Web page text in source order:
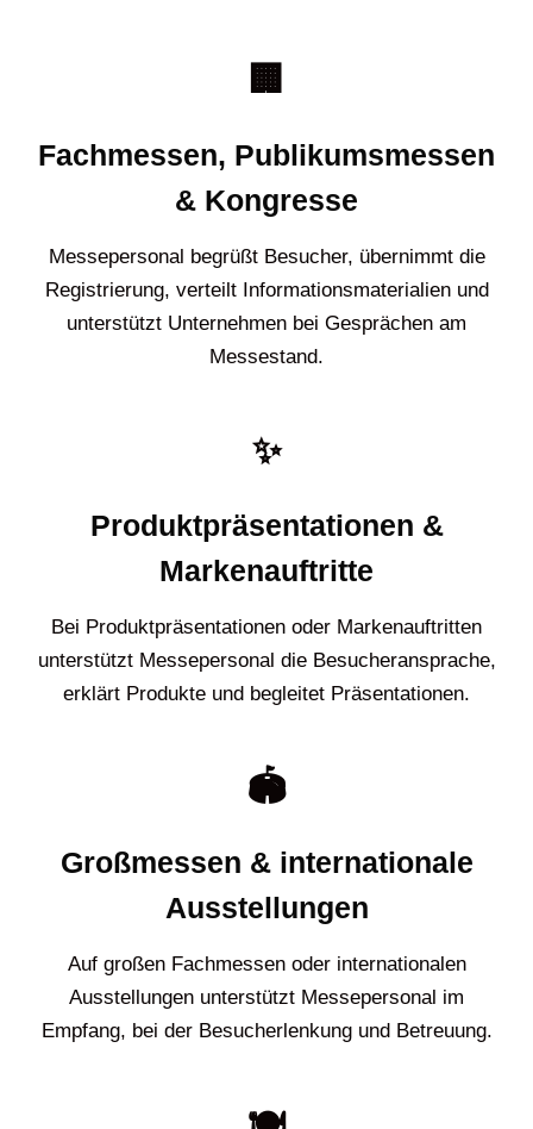
🏢
Fachmessen, Publikumsmessen
& Kongresse
Messepersonal begrüßt Besucher, übernimmt die
Registrierung, verteilt Informationsmaterialien und
unterstützt Unternehmen bei Gesprächen am
Messestand.
✨
Produktpräsentationen &
Markenauftritte
Bei Produktpräsentationen oder Markenauftritten
unterstützt Messepersonal die Besucheransprache,
erklärt Produkte und begleitet Präsentationen.
🏟️
Großmessen & internationale
Ausstellungen
Auf großen Fachmessen oder internationalen
Ausstellungen unterstützt Messepersonal im
Empfang, bei der Besucherlenkung und Betreuung.